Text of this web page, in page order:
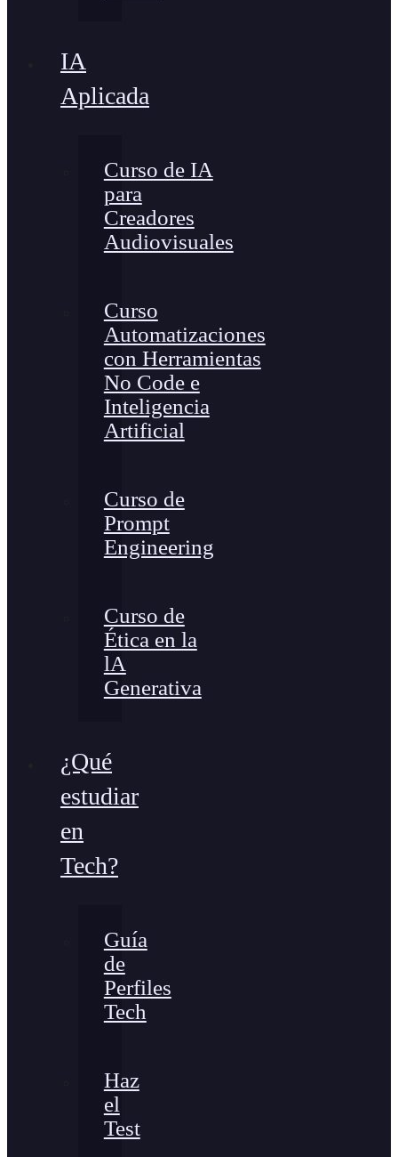
IA
Aplicada
Curso de IA
para
Creadores
Audiovisuales
Curso
Automatizaciones
con Herramientas
No Code e
Inteligencia
Artificial
Curso de
Prompt
Engineering
Curso de
Ética en la
lA
Generativa
¿Qué
estudiar
en
Tech?
Guía
de
Perfiles
Tech
Haz
el
Test